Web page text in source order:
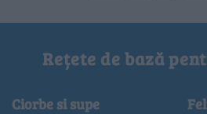
Rețete de bază
Ciorbe si supe